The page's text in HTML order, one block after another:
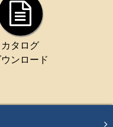
カタログ
ウンロード